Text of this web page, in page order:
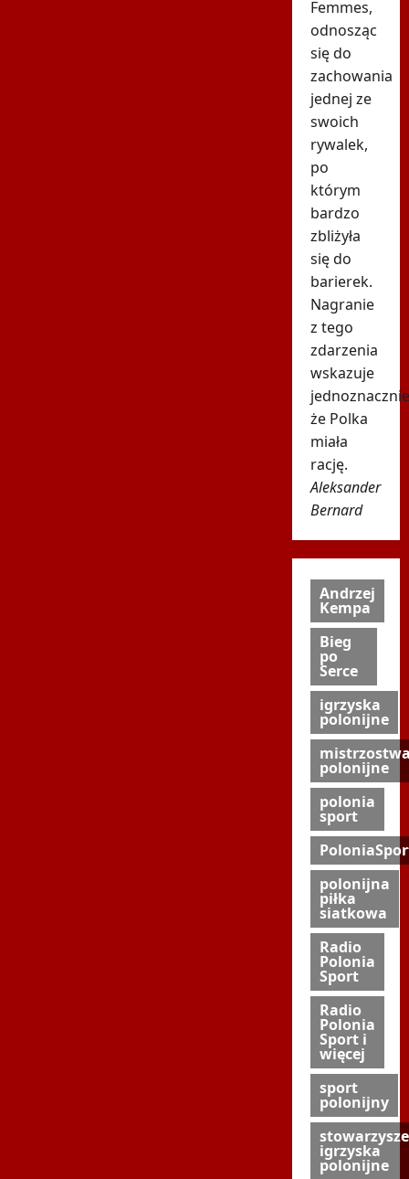
Femmes,
odnosząc
się do
zachowania
jednej ze
swoich
rywalek,
po
którym
bardzo
zbliżyła
się do
barierek.
Nagranie
z tego
zdarzenia
wskazuje
że Polka
miała
rację.
Aleksander
Bernard
Andrzej
Kempa
Bieg
po
Serce
igrzyska
polonijne
polonijne
polonia
sport
polonijna
piłka
siatkowa
Radio
Polonia
Sport
Radio
Polonia
Sport i
więcej
sport
polonijny
igrzyska
polonijne